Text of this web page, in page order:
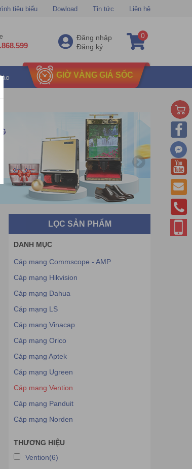
tiêu biểu Dowload Tin tức Liên hệ
Đăng nhập
Đăng ký
0
GIỜ VÀNG GIÁ SỐC
LỌC SẢN PHẨM
DANH MỤC
Cáp mạng Commscope - AMP
Cáp mạng Hikvision
Cáp mạng Dahua
Cáp mạng LS
Cáp mạng Vinacap
Cáp mạng Orico
Cáp mạng Aptek
Cáp mạng Ugreen
Cáp mạng Vention
Cáp mạng Panduit
Cáp mạng Norden
THƯƠNG HIỆU
Vention(6)